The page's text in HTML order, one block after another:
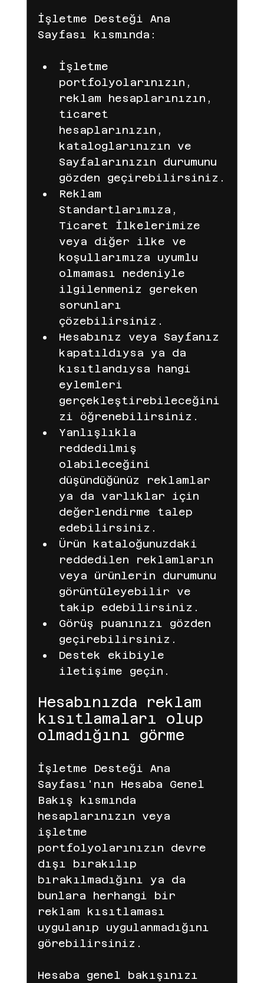
İşletme Desteği Ana
Sayfası kısmında:
İşletme
portfolyolarınızın,
reklam hesaplarınızın,
ticaret
hesaplarınızın,
kataloglarınızın ve
Sayfalarınızın durumunu
gözden geçirebilirsiniz.
Reklam
Standartlarımıza,
Ticaret İlkelerimize
veya diğer ilke ve
koşullarımıza uyumlu
olmaması nedeniyle
ilgilenmeniz gereken
sorunları
çözebilirsiniz.
Hesabınız veya Sayfanız
kapatıldıysa ya da
kısıtlandıysa hangi
eylemleri
gerçekleştirebileceğini
zi öğrenebilirsiniz.
Yanlışlıkla
reddedilmiş
olabileceğini
düşündüğünüz reklamlar
ya da varlıklar için
değerlendirme talep
edebilirsiniz.
Ürün kataloğunuzdaki
reddedilen reklamların
veya ürünlerin durumunu
görüntüleyebilir ve
takip edebilirsiniz.
Görüş puanınızı gözden
geçirebilirsiniz.
Destek ekibiyle
iletişime geçin.
Hesabınızda reklam
kısıtlamaları olup
olmadığını görme
İşletme Desteği Ana
Sayfası'nın Hesaba Genel
Bakış kısmında
hesaplarınızın veya
işletme
portfolyolarınızın devre
dışı bırakılıp
bırakılmadığını ya da
bunlara herhangi bir
reklam kısıtlaması
uygulanıp uygulanmadığını
görebilirsiniz.
Hesaba genel bakışınızı